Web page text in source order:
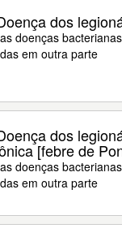
dos
doenças
em outra parte
dos
[febre de
doenças
em outra parte